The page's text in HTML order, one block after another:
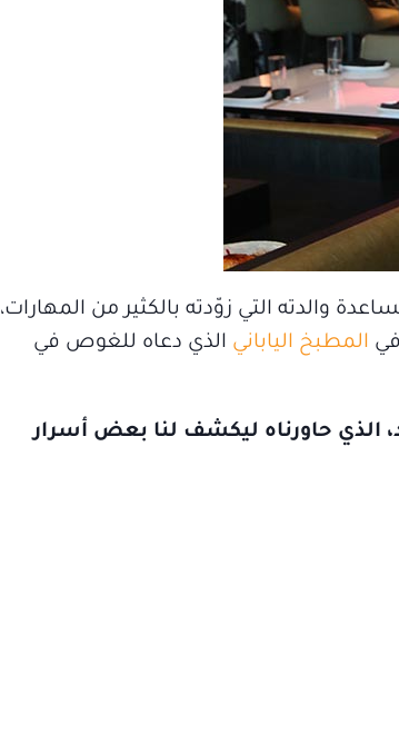
والدته التي زوّدته بالكثير من المهارات،
المطبخ الياباني الذي دعاه للغوص في
الذي حاورناه ليكشف لنا بعض أسرار